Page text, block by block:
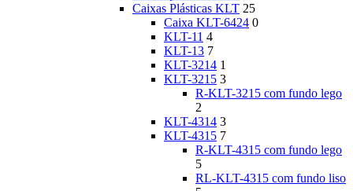
Caixas Plásticas KLT 25
Caixa KLT-6424 0
KLT-11 4
KLT-13 7
KLT-3214 1
KLT-3215 3
R-KLT-3215 com fundo lego
2
KLT-4314 3
KLT-4315 7
R-KLT-4315 com fundo lego
5
RL-KLT-4315 com fundo liso